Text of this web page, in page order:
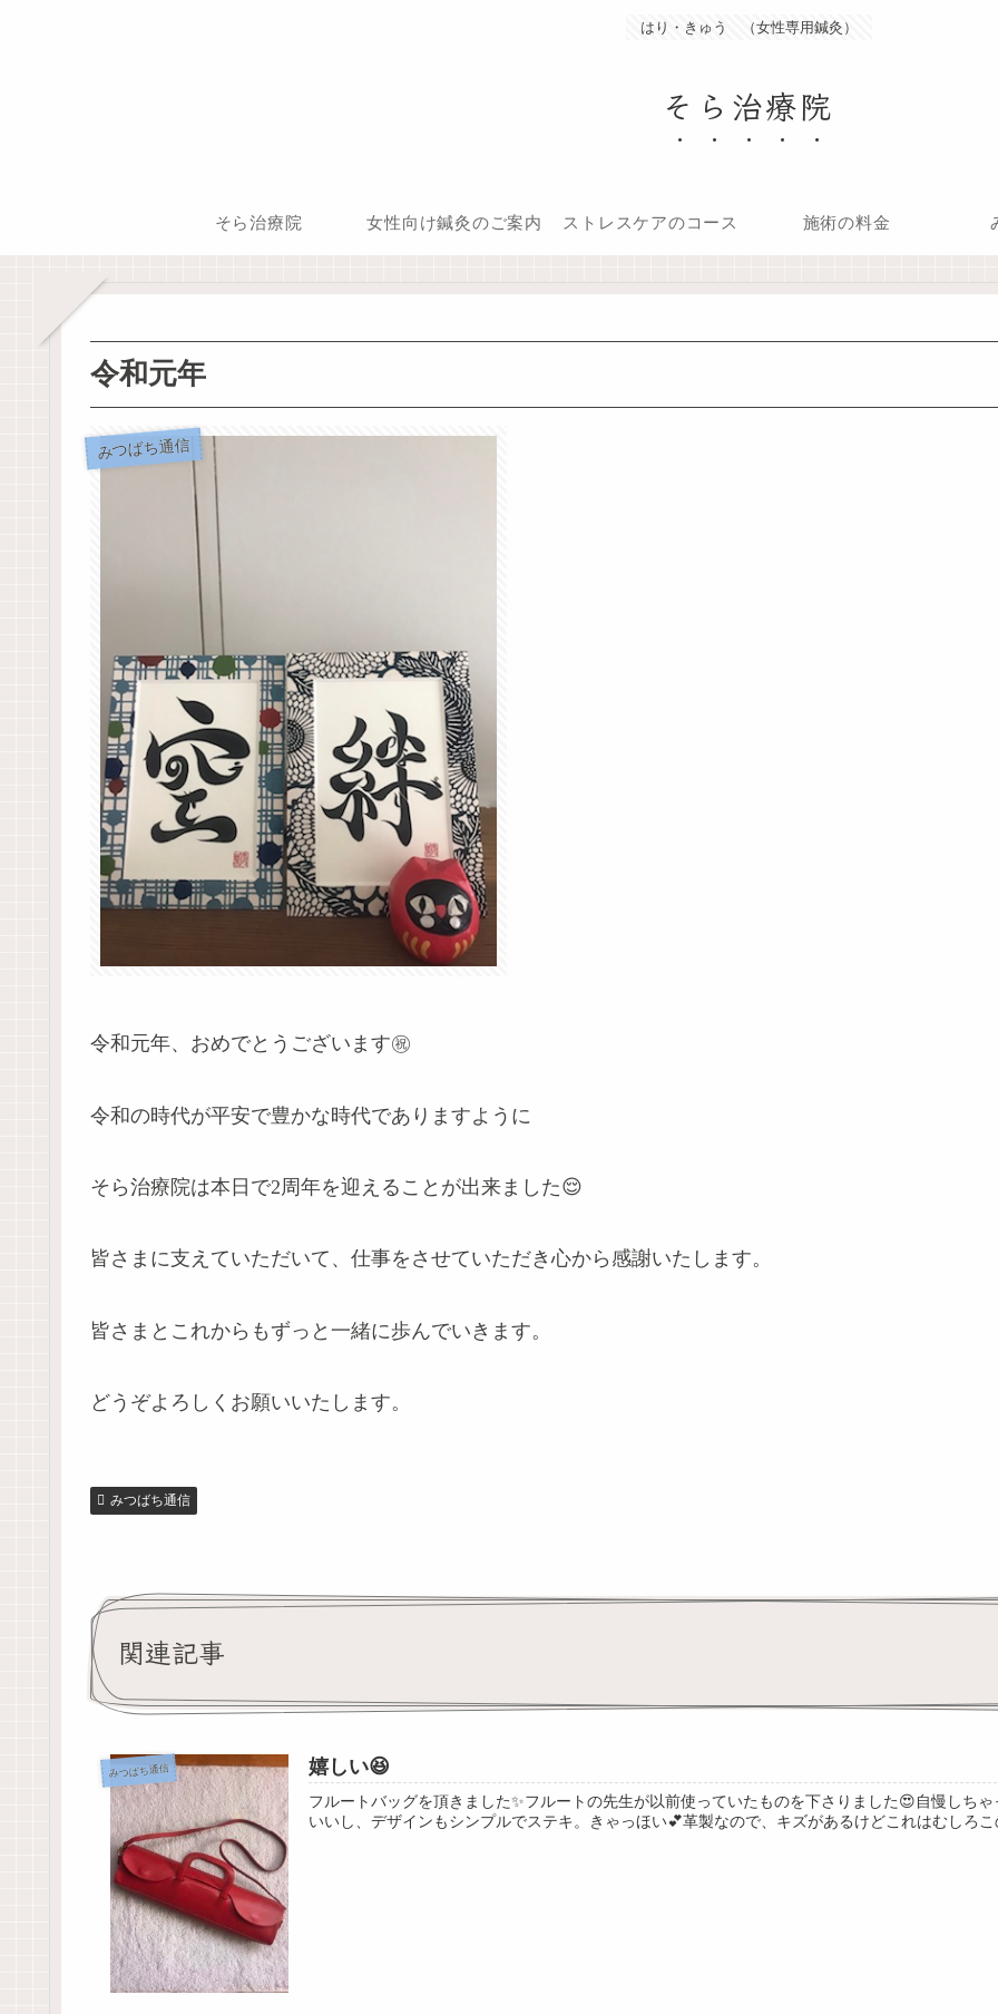
はり・きゅう （女性専用鍼灸）
そら治療院
そら治療院 女性向け鍼灸のご案内 ストレスケアのコース 施術の料金
令和元年
みつばち通信
令和元年、おめでとうございます㊗️
令和の時代が平安で豊かな時代でありますように
そら治療院は本日で2周年を迎えることが出来ました😌
皆さまに支えていただいて、仕事をさせていただき心から感謝いたします。
皆さまとこれからもずっと一緒に歩んでいきます。
どうぞよろしくお願いいたします。
みつばち通信
関連記事
みつばち通信 嬉しい😆
フルートバッグを頂きました✨フルートの先生が以前使っていたものを下さりました😍自慢しち
いいし、デザインもシンプルでステキ。きゃっほい💕革製なので、キズがあるけどこれはむしろ